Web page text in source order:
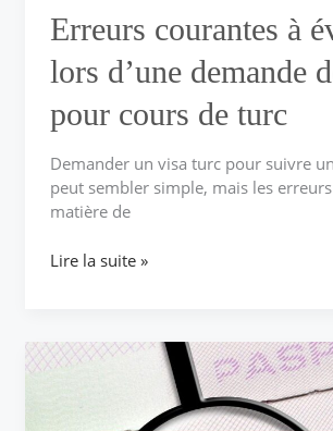
Erreurs courantes à
lors d’une demande
pour cours de turc
Demander un visa turc pour suivre
peut sembler simple, mais les
matière de
turc
Lire la suite »
Le